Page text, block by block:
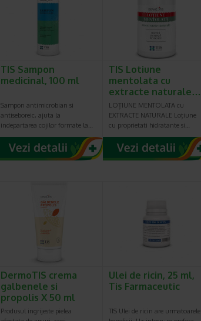
TIS Sampon
medicinal, 100 ml
Sampon antimicrobian si
antiseboreic, ajuta la
indepartarea cojilor formate la…
TIS Lotiune
mentolata cu
extracte naturale…
LOȚIUNE MENTOLATA cu
EXTRACTE NATURALE Loțiune
cu proprietati hidratante si…
DermoTIS crema
galbenele si
propolis X 50 ml
Produsul ingrijeste pielea
Ulei de ricin, 25 ml,
Tis Farmaceutic
TIS Ulei de ricin are urmatoarele